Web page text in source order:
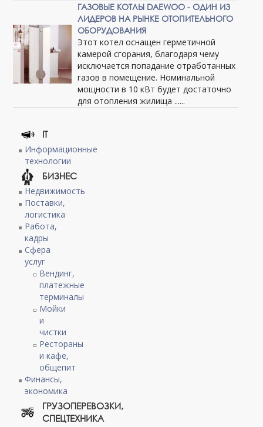
ГАЗОВЫЕ КОТЛЫ DAEWOO - ОДИН ИЗ
ЛИДЕРОВ НА РЫНКЕ ОТОПИТЕЛЬНОГО
ОБОРУДОВАНИЯ
Этот котел оснащен герметичной
камерой сгорания, благодаря чему
исключается попадание отработанных
газов в помещение. Номинальной
мощности в 10 кВт будет достаточно
для отопления жилища ......
IT
Информационные
технологии
БИЗНЕС
Недвижимость
Поставки,
логистика
Работа,
кадры
Сфера
услуг
Вендинг,
платежные
терминалы
Мойки
и
чистки
Рестораны
и кафе,
общепит
Финансы,
экономика
ГРУЗОПЕРЕВОЗКИ,
СПЕЦТЕХНИКА